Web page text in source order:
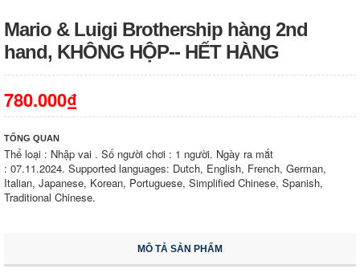
Mario & Luigi Brothership hàng 2nd
hand, KHÔNG HỘP-- HẾT HÀNG
780.000₫
TỔNG QUAN
Thể loại : Nhập vai . Số người chơi : 1 người. Ngày ra mắt
: 07.11.2024. Supported languages: Dutch, English, French, German,
Italian, Japanese, Korean, Portuguese, Simplified Chinese, Spanish,
Traditional Chinese.
MÔ TẢ SẢN PHẨM